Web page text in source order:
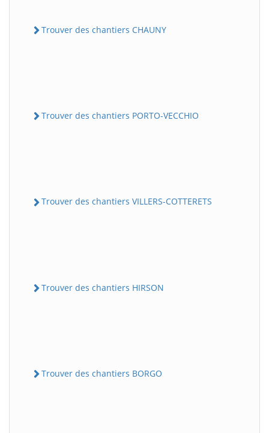
Trouver des chantiers CHAUNY
Trouver des chantiers PORTO-VECCHIO
Trouver des chantiers VILLERS-COTTERETS
Trouver des chantiers HIRSON
Trouver des chantiers BORGO